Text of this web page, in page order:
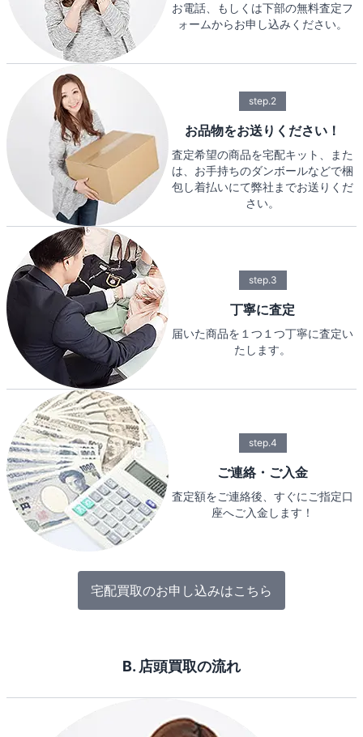
お電話、もしくは下部の無料査定フ
ォームからお申し込みください。
step.2
お品物をお送りください！
査定希望の商品を宅配キット、また
は、お手持ちのダンボールなどで梱
包し着払いにて弊社までお送りくだ
さい。
step.3
丁寧に査定
届いた商品を１つ１つ丁寧に査定い
たします。
step.4
ご連絡・ご入金
査定額をご連絡後、すぐにご指定口
座へご入金します！
宅配買取のお申し込みはこちら
B. 店頭買取の流れ